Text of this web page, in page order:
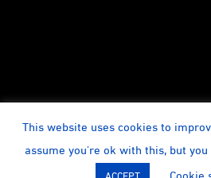
YouTube
Calendar
instagram
This website uses cookies to
assume you're ok with this, but